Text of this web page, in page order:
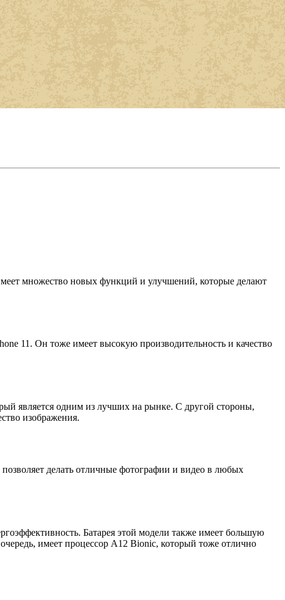
множество новых функций и улучшений, которые делают
11. Он тоже имеет высокую производительность и качество
является одним из лучших на рынке. С другой стороны,
изображения.
делать отличные фотографии и видео в любых
Батарея этой модели также имеет большую
имеет процессор A12 Bionic, который тоже отлично